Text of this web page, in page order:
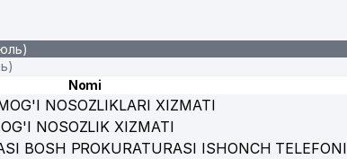
Nomi
NOSOZLIKLARI XIZMATI
NOSOZLIK XIZMATI
BOSH PROKURATURASI ISHONCH TELEFONI